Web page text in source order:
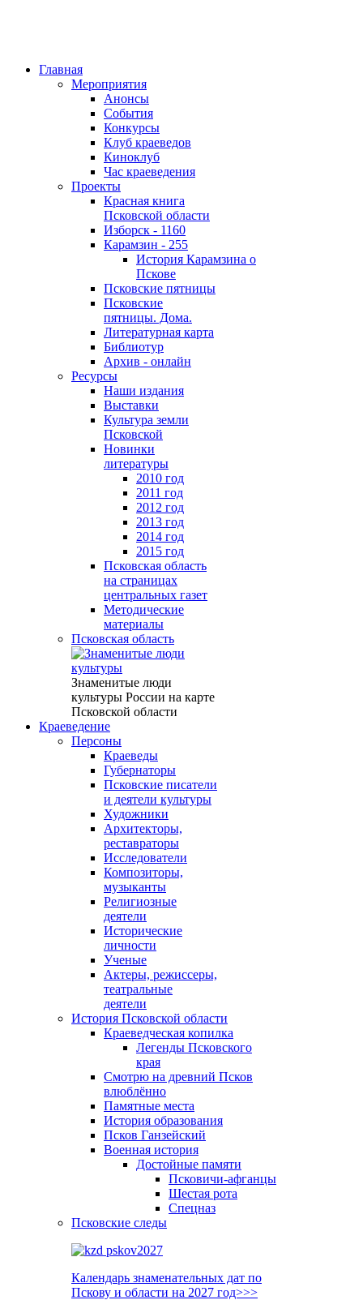
Главная
Мероприятия
Анонсы
События
Конкурсы
Клуб краеведов
Киноклуб
Час краеведения
Проекты
Красная книга
Псковской области
Изборск - 1160
Карамзин - 255
История Карамзина о
Пскове
Псковские пятницы
Псковские
пятницы. Дома.
Литературная карта
Библиотур
Архив - онлайн
Ресурсы
Наши издания
Выставки
Культура земли
Псковской
Новинки
литературы
2010 год
2011 год
2012 год
2013 год
2014 год
2015 год
Псковская область
на страницах
центральных газет
Методические
материалы
Псковская область
Знаменитые люди
культуры России на карте
Псковской области
Краеведение
Персоны
Краеведы
Губернаторы
Псковские писатели
и деятели культуры
Художники
Архитекторы,
реставраторы
Исследователи
Композиторы,
музыканты
Религиозные
деятели
Исторические
личности
Ученые
Актеры, режиссеры,
театральные
деятели
История Псковской области
Краеведческая копилка
Легенды Псковского
края
Смотрю на древний Псков
влюблённо
Памятные места
История образования
Псков Ганзейский
Военная история
Достойные памяти
Псковичи-афганцы
Шестая рота
Спецназ
Псковские следы
Календарь знаменательных дат по
Пскову и области на 2027 год>>>